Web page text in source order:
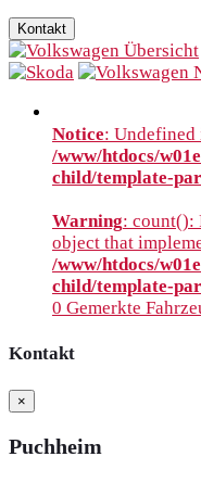
Kontakt
Notice: Undefined
/www/htdocs/
child/template-
Warning: count():
object that
/www/htdocs/
child/template-
0 Gemerkte
Kontakt
×
Puchheim